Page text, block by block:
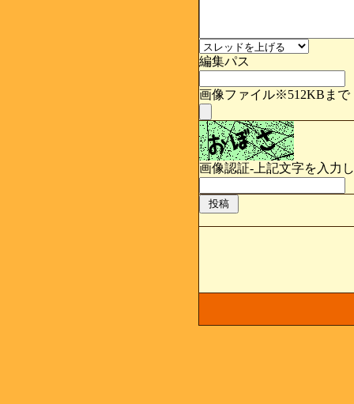
編集パス
画像ファイル※512KBまで
画像認証-上記文字を入力